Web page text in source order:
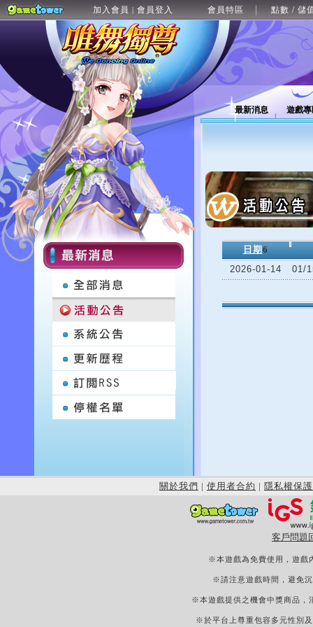
加入會員 | 會員登入 會員特區 點數 / 儲
最新消息 遊戲
日期 6
2026-01-14
01/
關於我們 | 使用者合約 | 隱私權保護
客戶問題
※本遊戲為免費使用，遊戲
※請注意遊戲時間，避免
※本遊戲提供之機會中獎商品，
※於平台上尊重包容多元性別